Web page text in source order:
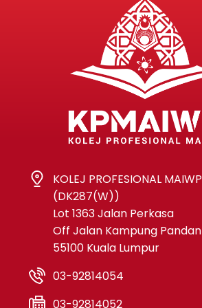
KOLEJ PROFESIONAL MAIWP
(DK287(W))
Lot 1363 Jalan Perkasa
Off Jalan Kampung Pandan
55100 Kuala Lumpur
03-92814054
03-92814052